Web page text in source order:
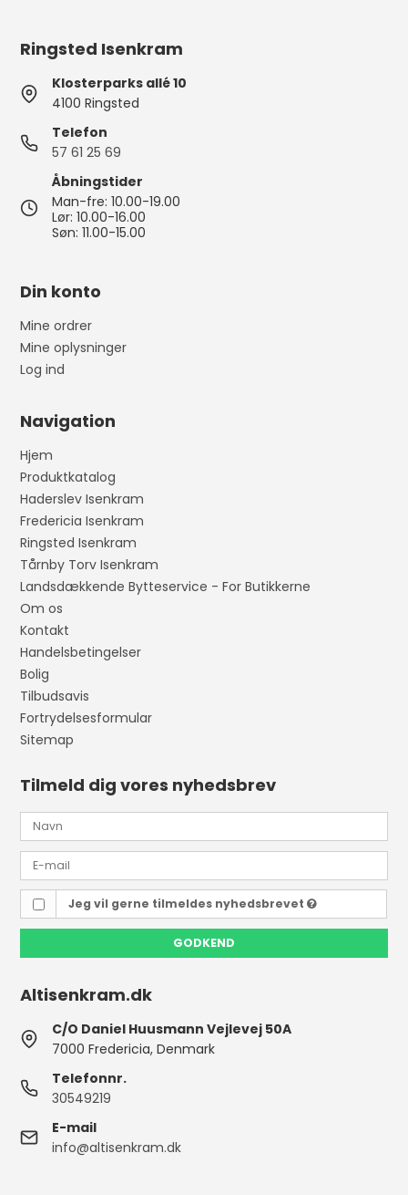
Ringsted Isenkram
Klosterparks allé 10
4100 Ringsted
Telefon
57 61 25 69
Åbningstider
Man-fre: 10.00-19.00
Lør: 10.00-16.00
Søn: 11.00-15.00
Din konto
Mine ordrer
Mine oplysninger
Log ind
Navigation
Hjem
Produktkatalog
Haderslev Isenkram
Fredericia Isenkram
Ringsted Isenkram
Tårnby Torv Isenkram
Landsdækkende Bytteservice - For Butikkerne
Om os
Kontakt
Handelsbetingelser
Bolig
Tilbudsavis
Fortrydelsesformular
Sitemap
Tilmeld dig vores nyhedsbrev
Jeg vil gerne tilmeldes nyhedsbrevet
GODKEND
Altisenkram.dk
C/O Daniel Huusmann Vejlevej 50A
7000 Fredericia, Denmark
Telefonnr.
30549219
E-mail
info@altisenkram.dk